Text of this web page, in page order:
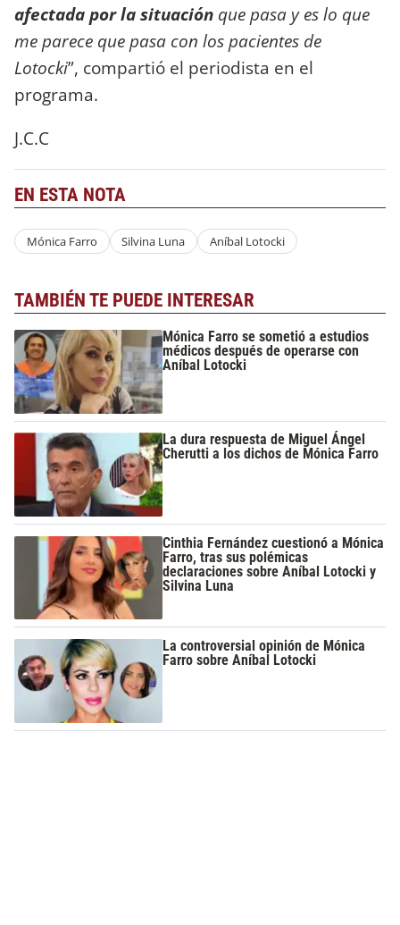
afectada por la situación que pasa y es lo que
me parece que pasa con los pacientes de
Lotocki”, compartió el periodista en el
programa.
J.C.C
EN ESTA NOTA
Mónica Farro Silvina Luna Aníbal Lotocki
TAMBIÉN TE PUEDE INTERESAR
Mónica Farro se sometió a estudios
médicos después de operarse con
Aníbal Lotocki
La dura respuesta de Miguel Ángel
Cherutti a los dichos de Mónica Farro
Cinthia Fernández cuestionó a Mónica
Farro, tras sus polémicas
declaraciones sobre Aníbal Lotocki y
Silvina Luna
La controversial opinión de Mónica
Farro sobre Aníbal Lotocki